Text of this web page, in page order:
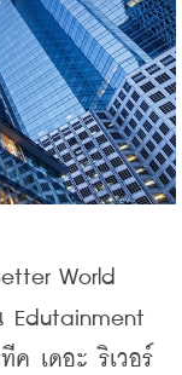
World
Edutainment
ค เดอะ ริเวอร์